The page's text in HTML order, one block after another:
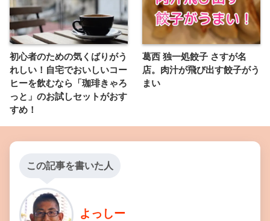
初心者のための気くばりがう
れしい！自宅でおいしいコー
ヒーを飲むなら「珈琲きゃろ
っと」のお試しセットがおす
すめ！
葛西 独一処餃子 さすが名
店。肉汁が飛び出す餃子がう
まい
この記事を書いた人
よっしー